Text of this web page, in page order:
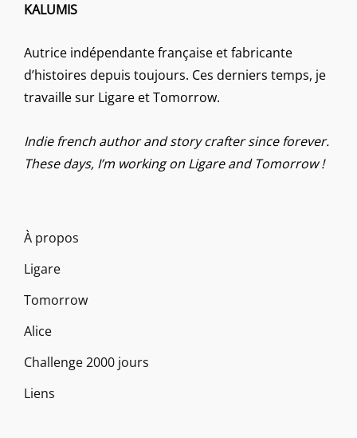
KALUMIS
Autrice indépendante française et fabricante
d’histoires depuis toujours. Ces derniers temps, je
travaille sur Ligare et Tomorrow.
Indie french author and story crafter since forever.
These days, I’m working on Ligare and Tomorrow !
À propos
Ligare
Tomorrow
Alice
Challenge 2000 jours
Liens